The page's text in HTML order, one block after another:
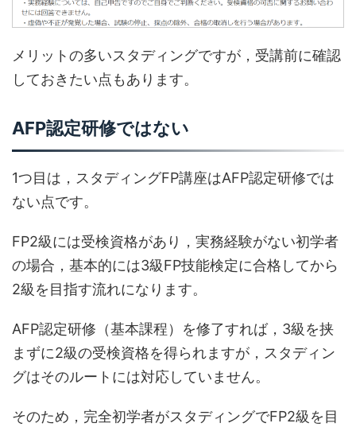
メリットの多いスタディングですが，受講前に確認
しておきたい点もあります。
AFP認定研修ではない
1つ目は，スタディングFP講座はAFP認定研修では
ない点です。
FP2級には受検資格があり，実務経験がない初学者
の場合，基本的には3級FP技能検定に合格してから
2級を目指す流れになります。
AFP認定研修（基本課程）を修了すれば，3級を挟
まずに2級の受検資格を得られますが，スタディン
グはそのルートには対応していません。
そのため，完全初学者がスタディングでFP2級を目